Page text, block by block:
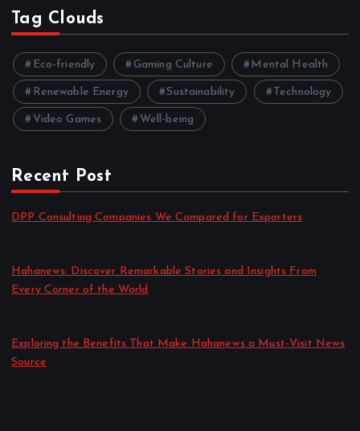
Tag Clouds
Eco-friendly Gaming Culture Mental Health
Renewable Energy Sustainability Technology
Video Games Well-being
Recent Post
DPP Consulting Companies We Compared for Exporters
Hahanews: Discover Remarkable Stories and Insights From
Every Corner of the World
Exploring the Benefits That Make Hahanews a Must-Visit News
Source